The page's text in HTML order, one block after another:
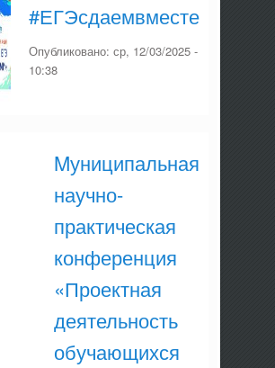
#ЕГЭсдаемвместе
Опубликовано: ср, 12/03/2025 -
10:38
Mуниципальная
научно-
практическая
конференция
«Проектная
деятельность
обучающихся